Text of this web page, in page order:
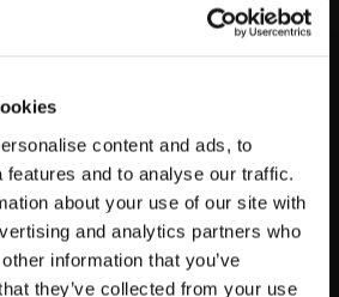
content and ads, to
features and to analyse our traffic.
about your use of our site with
and analytics partners who
information that you’ve
they’ve collected from your use
BET, Ajax wydaje się być faworytem
kilka kluczowych czynników, które
Ajax prezentuje wysoką formę
krajowej, jak i w rozgrywkach
ofensywa była niezwykle skuteczna
co może przeważyć szalę
ich korzyść.
boiska:Mecz odbędzie się w
co jest dodatkowym atutem dla